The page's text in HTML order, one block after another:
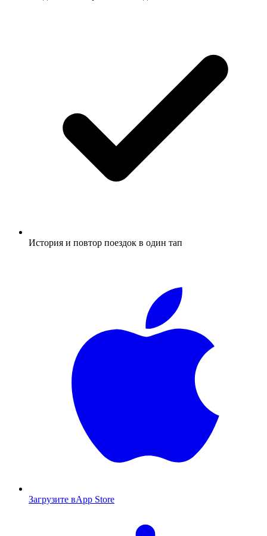
История и повтор поездок в один тап
Загрузите вApp Store